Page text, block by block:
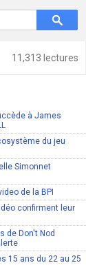
11,313 lectures
à James
du jeu
Simonnet
de la BPI
confirment leur
de Don't Nod
15 ans du 22 au 25